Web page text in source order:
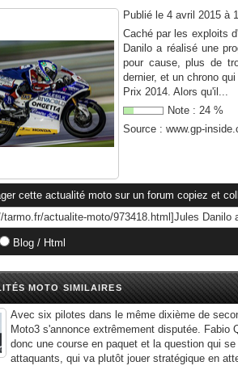
Publié le 4 avril 2015 à
Caché par les exploits
Danilo a réalisé une
pour cause, plus de
dernier, et un chrono
Prix 2014. Alors qu'il...
Note : 24 %
Source : www.gp-
cette actualité moto sur un forum copiez et
Blog / Html
MOTO SIMILAIRES
Avec six pilotes dans le même dixième de
Moto3 s'annonce extrêmement disputée. Fabio
donc une course en paquet et la question qui
attaquants, qui va plutôt jouer stratégique en